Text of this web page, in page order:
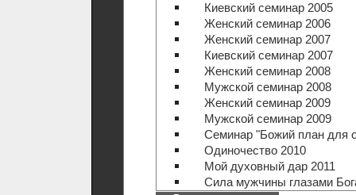
Киевский семинар 2005
Женский семинар 2006
Женский семинар 2007
Киевский семинар 2007
Женский семинар 2008
Мужской семинар 2008
Женский семинар 2009
Мужской семинар 2009
Семинар "Божий план для
Одиночество 2010
Мой духовный дар 2011
Сила мужчины глазами